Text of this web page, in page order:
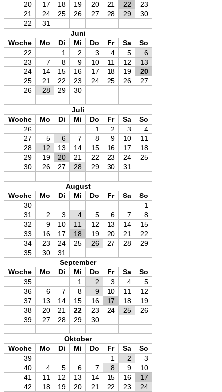
20
17 18 19 20 21 22
23
21
24 25 26 27 28 29
30
22
31
Juni
Woche
Mo Di Mi Do Fr Sa
So
22
1 2 3 4 5
6
23
7 8 9 10 11 12
13
24
14 15 16 17 18 19
20
25
21 22 23 24 25 26
27
26
28 29 30
Juli
Woche
Mo Di Mi Do Fr Sa
So
26
1 2 3
4
27
5 6 7 8 9 10
11
28
12 13 14 15 16 17
18
29
19 20 21 22 23 24
25
30
26 27 28 29 30 31
August
Woche
Mo Di Mi Do Fr Sa
So
30
1
31
2 3 4 5 6 7
8
32
9 10 11 12 13 14
15
33
16 17 18 19 20 21
22
34
23 24 25 26 27 28
29
35
30
31
September
Woche
Mo Di Mi Do Fr Sa
So
35
1 2 3 4
5
36
6 7 8 9 10 11
12
37
13 14 15 16 17 18
19
38
20 21 22 23 24 25
26
39
27 28 29 30
Oktober
Woche
Mo Di Mi Do Fr Sa
So
39
1 2
3
40
4 5 6 7 8 9
10
41
11 12 13 14 15 16
17
42
18 19 20 21 22 23
24